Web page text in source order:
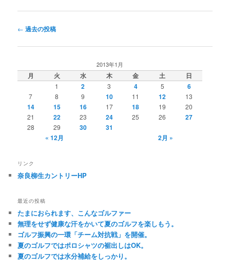
投
ナ
ゲ
ー
← 過去の投稿
2013年1月
月 火 水 木 金 土 日
1 2 3 4 5 6
7 8 9 10 11 12 13
14 15 16 17 18 19
20
21
22 23 24 25 26 27
28 29 30
31
« 12月
2月 »
リンク
奈良柳生カントリーHP
最近の投稿
たまにおられます、こんなゴルファー
無理をせず健康な汗をかいて夏のゴルフを楽しもう。
ゴルフ振興の一環「チーム対抗戦」を開催。
夏のゴルフではポロシャツの裾出しはOK。
夏のゴルフでは水分補給をしっかり。